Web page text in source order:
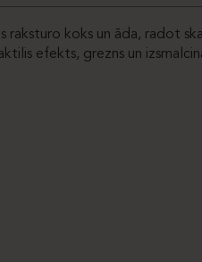
raksturo koks un āda, radot
efekts, grezns un